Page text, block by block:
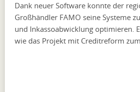
Dank neuer Software konnte der
Großhändler FAMO seine Systeme
und Inkassoabwicklung optimieren.
wie das Projekt mit Creditreform